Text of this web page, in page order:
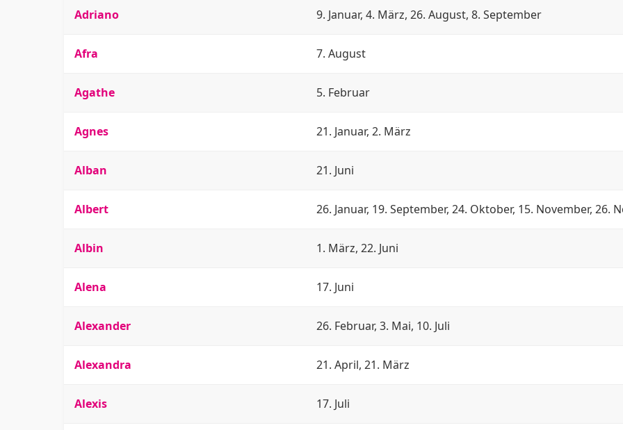
Adriano 9. Januar, 4. März, 26. August, 8. September
Afra 7. August
Agathe 5. Februar
Agnes 21. Januar, 2. März
Alban 21. Juni
Albert 26. Januar, 19. September, 24. Oktober, 15. November, 26.
Albin 1. März, 22. Juni
Alena 17. Juni
Alexander 26. Februar, 3. Mai, 10. Juli
Alexandra 21. April, 21. März
Alexis 17. Juli